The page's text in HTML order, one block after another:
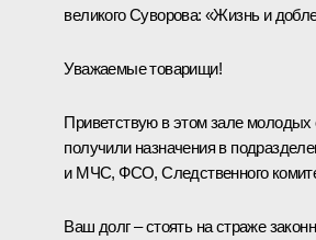
великого Суворова: «Жизнь и
Уважаемые товарищи!
Приветствую в этом зале
получили назначения в
и МЧС, ФСО, Следственного
Ваш долг – стоять на страже